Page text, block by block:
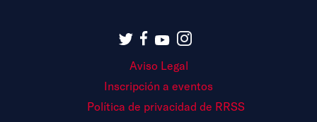
Aviso Legal
Inscripción a eventos
Política de privacidad de RRSS